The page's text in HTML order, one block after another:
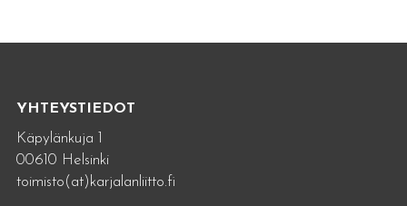
YHTEYSTIEDOT
Käpylänkuja 1
00610 Helsinki
toimisto(at)karjalanliitto.fi